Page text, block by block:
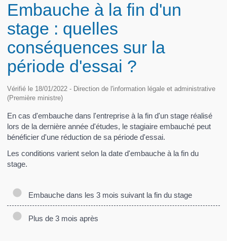
Embauche à la fin d'un
stage : quelles
conséquences sur la
période d'essai ?
Vérifié le 18/01/2022 - Direction de l'information légale et administrative
(Première ministre)
En cas d'embauche dans l'entreprise à la fin d'un stage réalisé
lors de la dernière année d'études, le stagiaire embauché peut
bénéficier d'une réduction de sa période d'essai.
Les conditions varient selon la date d'embauche à la fin du
stage.
Embauche dans les 3 mois suivant la fin du stage
Plus de 3 mois après